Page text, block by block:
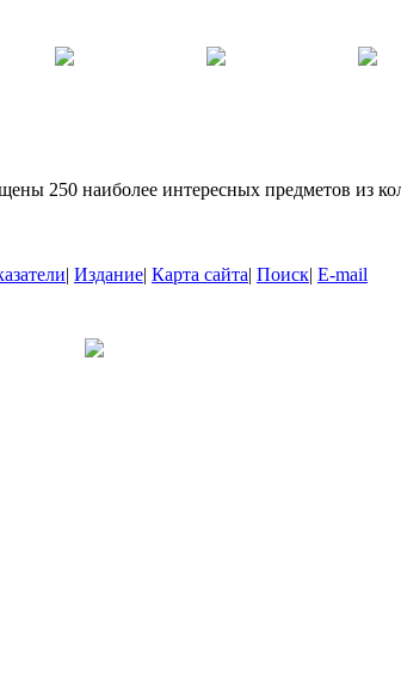
250 наиболее интересных предметов
| Издание| Карта сайта| Поиск| E-mail